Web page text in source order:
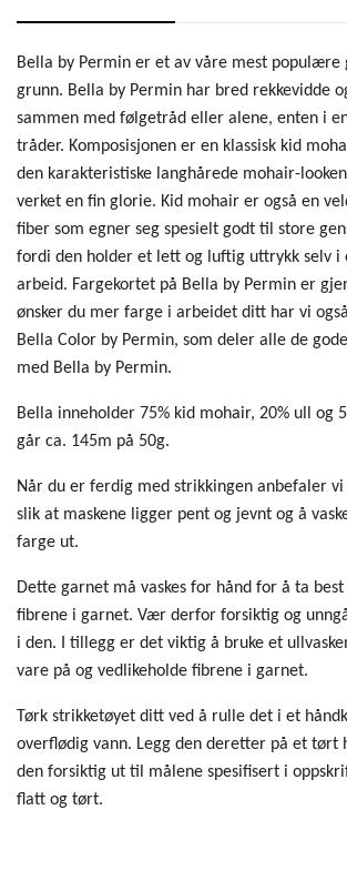
Bella by Permin er et av våre mest populære
grunn. Bella by Permin har bred rekkevidde
sammen med følgetråd eller alene, enten i
tråder. Komposisjonen er en klassisk kid
den karakteristiske langhårede mohair-
verket en fin glorie. Kid mohair er også en
fiber som egner seg spesielt godt til store
fordi den holder et lett og luftig uttrykk selv i
arbeid. Fargekortet på Bella by Permin er
ønsker du mer farge i arbeidet ditt har vi
Bella Color by Permin, som deler alle de
med Bella by Permin.
Bella inneholder 75% kid mohair, 20% ull og
går ca. 145m på 50g.
Når du er ferdig med strikkingen anbefaler vi
slik at maskene ligger pent og jevnt og å
farge ut.
Dette garnet må vaskes for hånd for å ta
fibrene i garnet. Vær derfor forsiktig og
i den. I tillegg er det viktig å bruke et
vare på og vedlikeholde fibrene i garnet.
Tørk strikketøyet ditt ved å rulle det i et
overflødig vann. Legg den deretter på et tørt
den forsiktig ut til målene spesifisert i
flatt og tørt.